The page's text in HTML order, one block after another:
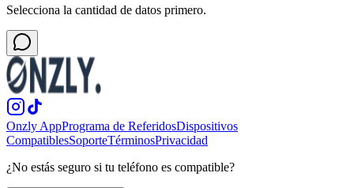
Selecciona la cantidad de datos primero.
Onzly AppPrograma de ReferidosDispositivos
CompatiblesSoporteTérminosPrivacidad
¿No estás seguro si tu teléfono es compatible?